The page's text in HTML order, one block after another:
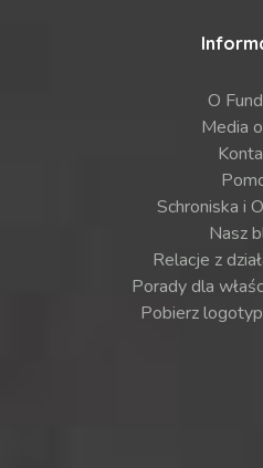
O
Media
Schroniska i
Nasz
Relacje z
Porady dla
Pobierz